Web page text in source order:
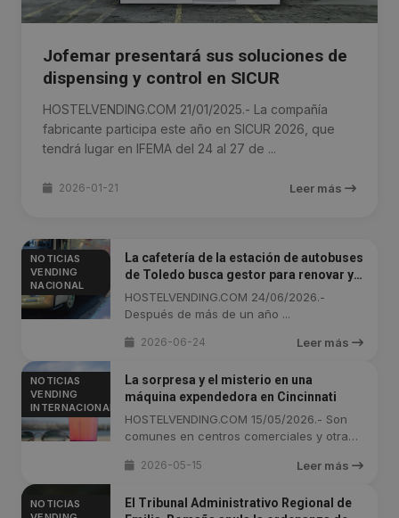
Jofemar presentará sus soluciones de
dispensing y control en SICUR
HOSTELVENDING.COM 21/01/2025.- La compañía
fabricante participa este año en SICUR 2026, que
tendrá lugar en IFEMA del 24 al 27 de ...
2026-01-21 Leer más
NOTICIAS
VENDING
NACIONAL
La cafetería de la estación de autobuses
de Toledo busca gestor para renovar y
reabrir sus puertas
HOSTELVENDING.COM 24/06/2026.-
Después de más de un año ...
2026-06-24 Leer más
NOTICIAS
VENDING
INTERNACIONAL
La sorpresa y el misterio en una
máquina expendedora en Cincinnati
HOSTELVENDING.COM 15/05/2026.- Son
comunes en centros comerciales y otra
2026-05-15 Leer más
NOTICIAS
El Tribunal Administrativo Regional de